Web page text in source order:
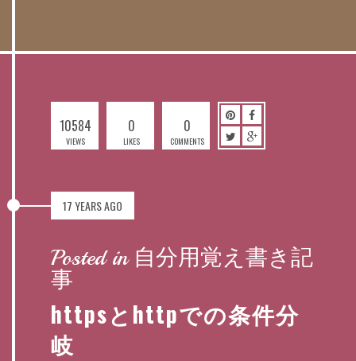
10584
VIEWS
0
LIKES
0
COMMENTS
17 YEARS AGO
Posted in 自分用覚え書き記
事
httpsとhttpでの条件分
岐